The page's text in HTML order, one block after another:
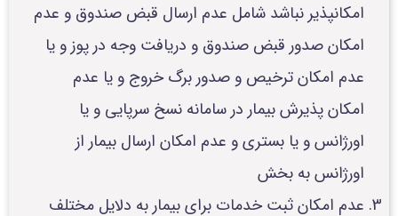
امکانپذیر نباشد شامل عدم ارسال قبض صندوق و عدم
امکان صدور قبض صندوق و دریافت وجه در پوز و یا
عدم امکان ترخیص و صدور برگ خروج و یا عدم
امکان پذیرش بیمار در سامانه نسخ سرپایی و یا
اورژانس و یا بستری و عدم امکان ارسال بیمار از
اورژانس به بخش
عدم امکان ثبت خدمات برای بیمار به دلایل مختلف